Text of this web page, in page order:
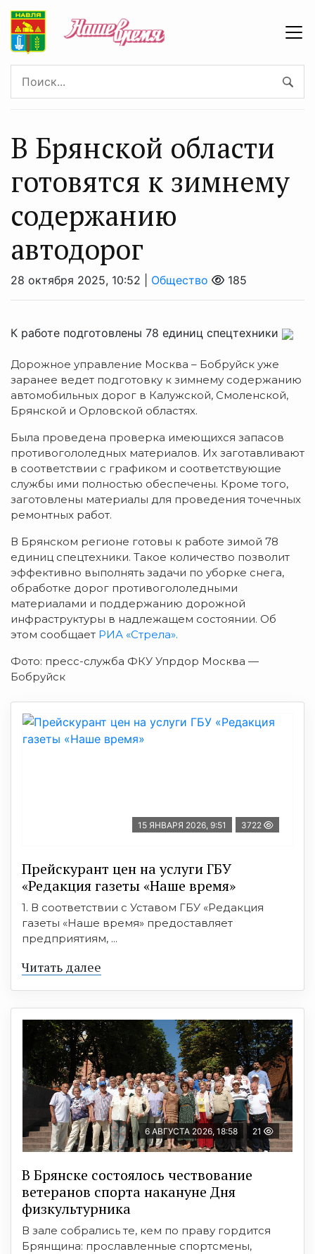
В Брянской области
готовятся к зимнему
содержанию
автодорог
28 октября 2025, 10:52 | Общество 185
К работе подготовлены 78 единиц спецтехники
Дорожное управление Москва – Бобруйск уже
заранее ведет подготовку к зимнему содержанию
автомобильных дорог в Калужской, Смоленской,
Брянской и Орловской областях.
Была проведена проверка имеющихся запасов
противогололедных материалов. Их заготавливают
в соответствии с графиком и соответствующие
службы ими полностью обеспечены. Кроме того,
заготовлены материалы для проведения точечных
ремонтных работ.
В Брянском регионе готовы к работе зимой 78
единиц спецтехники. Такое количество позволит
эффективно выполнять задачи по уборке снега,
обработке дорог противогололедными
материалами и поддержанию дорожной
инфраструктуры в надлежащем состоянии. Об
этом сообщает РИА «Стрела».
Фото: пресс-служба ФКУ Упрдор Москва —
Бобруйск
15 ЯНВАРЯ 2026, 9:51 3722
Прейскурант цен на услуги ГБУ
«Редакция газеты «Наше время»
1. В соответствии с Уставом ГБУ «Редакция
газеты «Наше время» предоставляет
предприятиям, ...
Читать далее
6 АВГУСТА 2026, 18:58 21
В Брянске состоялось чествование
ветеранов спорта накануне Дня
физкультурника
В зале собрались те, кем по праву гордится
Брянщина: прославленные спортсмены,